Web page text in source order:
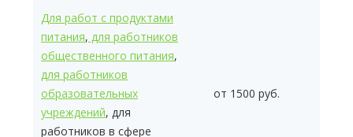
Для работ с продуктами
питания, для работников
общественного питания,
для работников
образовательных
учреждений, для
работников в сфере
от 1500 руб.